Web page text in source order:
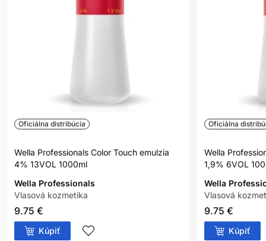
ste už mali alergickú reakciu na dočasné tetovanie čiernou
henou.
Zabráňte kontaktu s očami. Pri zasiahnutí očí ich okamžite
dôkladne vypláchnite vodou.
Nepoužívajte na farbenie mihalníc a obočia.
Používajte vhodné ochranné rukavice.
Uchovávajte mimo dosahu detí.
Oficiálna distribúcia
Wella Professionals Color Touch emulzia
4% 13VOL 1000ml
Wella Professionals
Vlasová kozmetika
9.75 €
Kúpiť
Oficiálna
Wella
1,9% 6VOL
Wella
Vlasová
9.75 €
Kúpiť